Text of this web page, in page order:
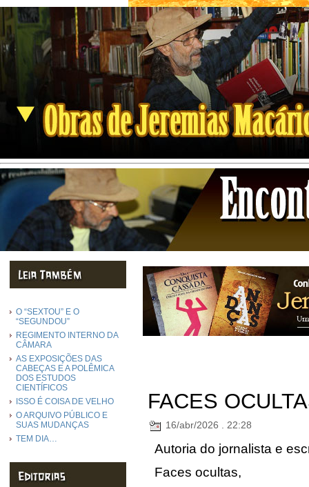
O “SEXTOU” E O
“SEGUNDOU”
REGIMENTO INTERNO DA
CÂMARA
AS EXPOSIÇÕES DAS
CABEÇAS E A POLÊMICA
DOS ESTUDOS
CIENTÍFICOS
ISSO É COISA DE VELHO
O ARQUIVO PÚBLICO E
SUAS MUDANÇAS
TEM DIA…
FACES
16/abr/2026 . 22:28
Autoria do jornalista e
Faces ocultas,